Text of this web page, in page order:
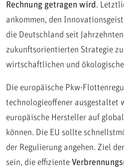
Rechnung getragen wird .
ankommen, den
die Deutschland seit
zukunftsorientierten Strategie
wirtschaftlichen und
Die europäische Pkw-
technologieoffener ausgestaltet
europäische Hersteller auf
können. Die EU sollte
der Regulierung angehen. Ziel
sein, die effiziente